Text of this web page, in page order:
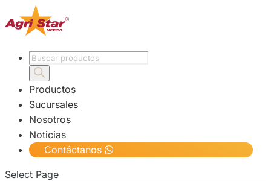
Products
search
Productos
Sucursales
Nosotros
Noticias
Contáctanos
Select Page